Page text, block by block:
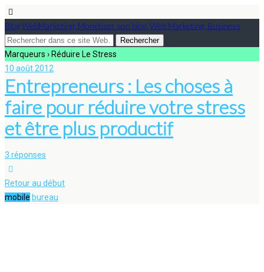
Blog WebMarketing, Monétiser son blog, Web Marketing, Business
Marqueurs › Réduire Le Stress
10 août 2012
Entrepreneurs : Les choses à
faire pour réduire votre stress
et être plus productif
3 réponses
Retour au début
mobile bureau